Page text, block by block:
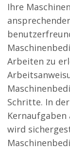
Ihre
Arbeiten zu
Schritte. In
wird